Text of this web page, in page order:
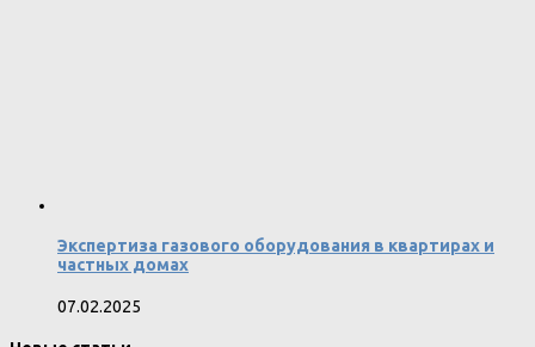
Экспертиза газового оборудования в квартирах и
частных домах
07.02.2025